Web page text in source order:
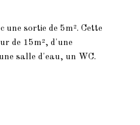
une sortie de 5m². Cette
de 15m², d'une
salle d'eau, un WC.